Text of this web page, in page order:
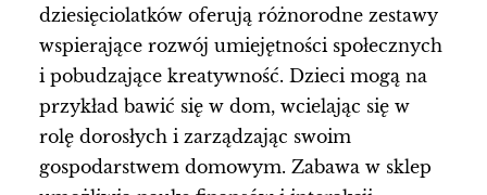
dziesięciolatków oferują różnorodne zestawy
wspierające rozwój umiejętności społecznych
i pobudzające kreatywność. Dzieci mogą na
przykład bawić się w dom, wcielając się w
rolę dorosłych i zarządzając swoim
gospodarstwem domowym. Zabawa w sklep